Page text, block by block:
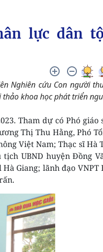
lực dân
Nghiên cứu Con người
thảo khoa học phát triển
Tham dự có Phó giáo
Thị Thu Hằng, Phó
Việt Nam; Thạc sĩ Hà
UBND huyện Đồng
Giang; lãnh đạo VNPT